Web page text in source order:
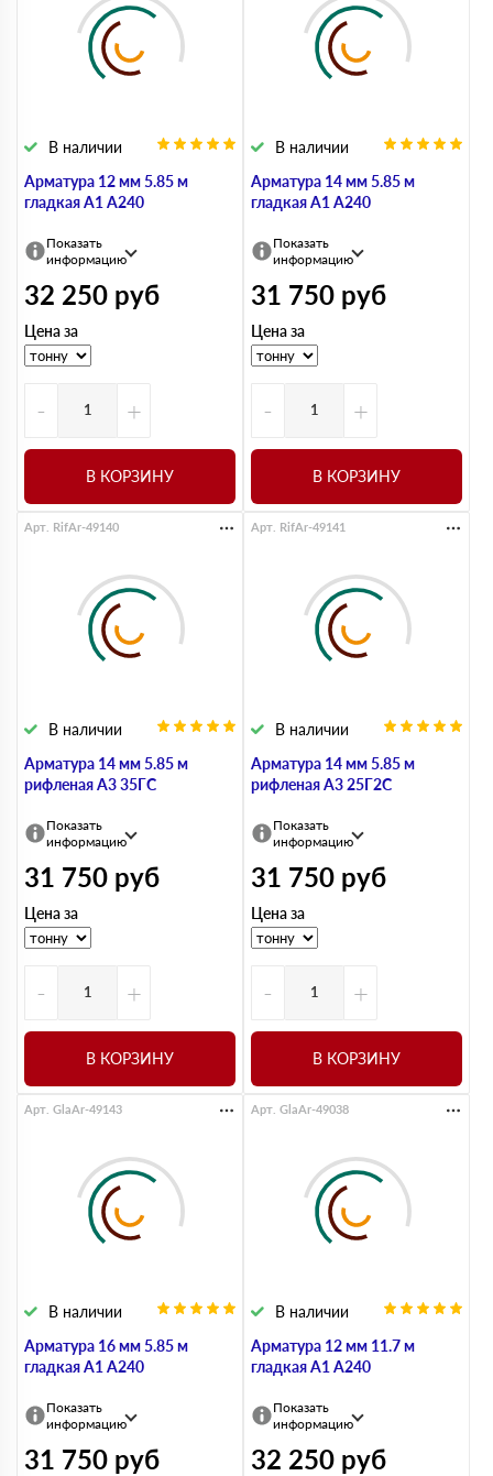
Арматура 12 мм 5.85 м
гладкая А1 А240
В наличии
Показать
информацию
32 250 руб
Цена за
- +
В КОРЗИНУ
Арматура 14 мм 5.85 м
гладкая А1 А240
В наличии
Показать
информацию
31 750 руб
Цена за
- +
В КОРЗИНУ
Арматура 14 мм 5.85 м
рифленая А3 35ГС
В наличии
Арт. RifAr-49140
Показать
информацию
31 750 руб
Цена за
- +
В КОРЗИНУ
Арматура 14 мм 5.85 м
рифленая А3 25Г2С
В наличии
Арт. RifAr-49141
Показать
информацию
31 750 руб
Цена за
- +
В КОРЗИНУ
Арматура 16 мм 5.85 м
гладкая А1 А240
В наличии
Арт. GlaAr-49143
Показать
информацию
31 750 руб
Арматура 12 мм 11.7 м
гладкая А1 А240
В наличии
Арт. GlaAr-49038
Показать
информацию
32 250 руб